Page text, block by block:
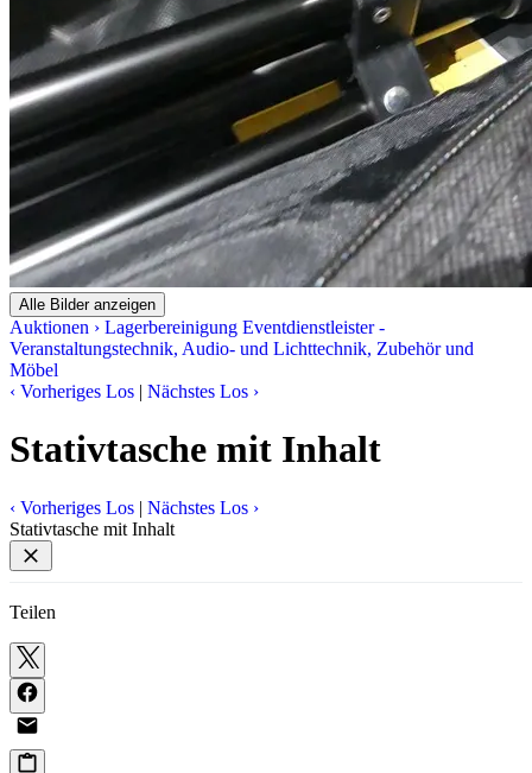
Alle Bilder anzeigen
Auktionen › Lagerbereinigung Eventdienstleister -
Veranstaltungstechnik, Audio- und Lichttechnik, Zubehör und
Möbel
‹ Vorheriges Los | Nächstes Los ›
Stativtasche mit Inhalt
‹ Vorheriges Los | Nächstes Los ›
Stativtasche mit Inhalt
Teilen